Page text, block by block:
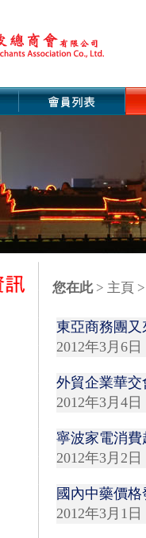
您在此> 主頁 >
東亞商務團
2012年3月6日
外貿企業華交
2012年3月4日
寧波家電消
2012年3月2日
國內中藥價
2012年3月1日